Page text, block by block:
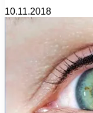
10.11.2018